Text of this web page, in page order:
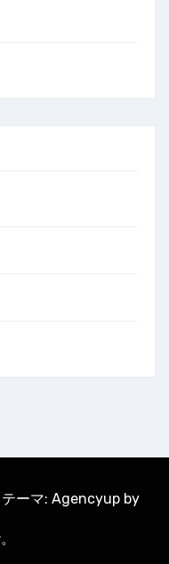
テーマ: Agencyup by
。